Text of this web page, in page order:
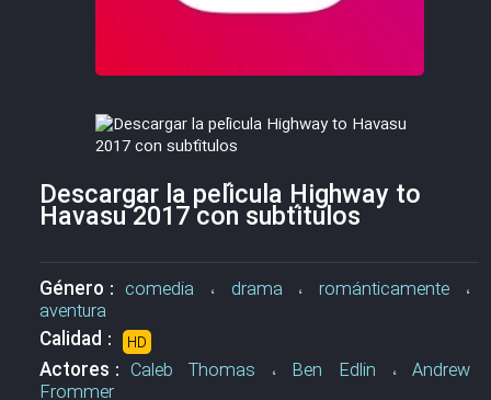
Descargar la película Highway to
Havasu 2017 con subtítulos
Género : comedia ، drama ،románticamente ،
aventura
Calidad : HD
Actores : Caleb Thomas ، Ben Edlin ،Andrew
Frommer